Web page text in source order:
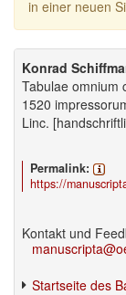
in einer neuen
Konrad
Tabulae omnium
1520
Linc.
Permalink:
https://
Kontakt und
Startseite des